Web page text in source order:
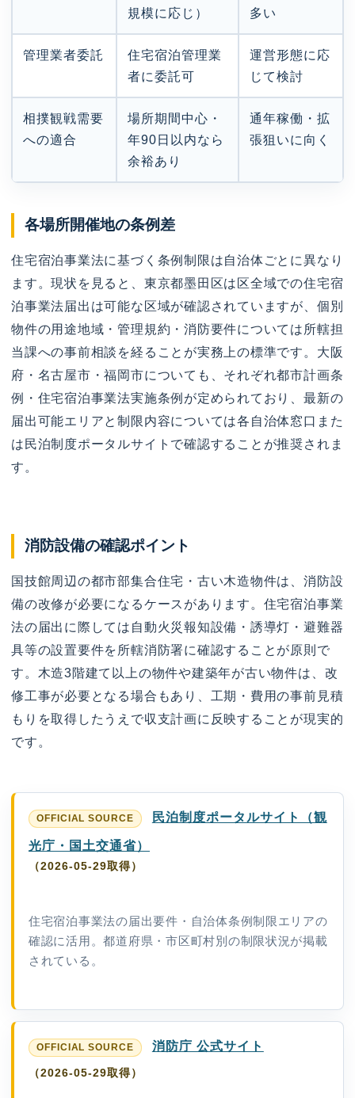
規模に応じ）
多い
管理業者委託
住宅宿泊管理業
者に委託可
運営形態に応
じて検討
相撲観戦需要
への適合
場所期間中心・
年90日以内なら
余裕あり
通年稼働・拡
張狙いに向く
各場所開催地の条例差
住宅宿泊事業法に基づく条例制限は自治体ごとに異なり
ます。現状を見ると、東京都墨田区は区全域での住宅宿
泊事業法届出は可能な区域が確認されていますが、個別
物件の用途地域・管理規約・消防要件については所轄担
当課への事前相談を経ることが実務上の標準です。大阪
府・名古屋市・福岡市についても、それぞれ都市計画条
例・住宅宿泊事業法実施条例が定められており、最新の
届出可能エリアと制限内容については各自治体窓口また
は民泊制度ポータルサイトで確認することが推奨されま
す。
消防設備の確認ポイント
国技館周辺の都市部集合住宅・古い木造物件は、消防設
備の改修が必要になるケースがあります。住宅宿泊事業
法の届出に際しては自動火災報知設備・誘導灯・避難器
具等の設置要件を所轄消防署に確認することが原則で
す。木造3階建て以上の物件や建築年が古い物件は、改
修工事が必要となる場合もあり、工期・費用の事前見積
もりを取得したうえで収支計画に反映することが現実的
です。
民泊制度ポータルサイト（観
光庁・国土交通省）
（2026-05-29取得）
住宅宿泊事業法の届出要件・自治体条例制限エリアの
確認に活用。都道府県・市区町村別の制限状況が掲載
されている。
消防庁 公式サイト
（2026-05-29取得）